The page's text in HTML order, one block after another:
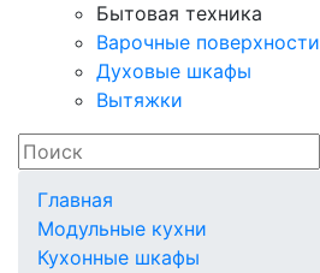
Бытовая техника
Варочные поверхности
Духовые шкафы
Вытяжки
Главная
Модульные кухни
Кухонные шкафы